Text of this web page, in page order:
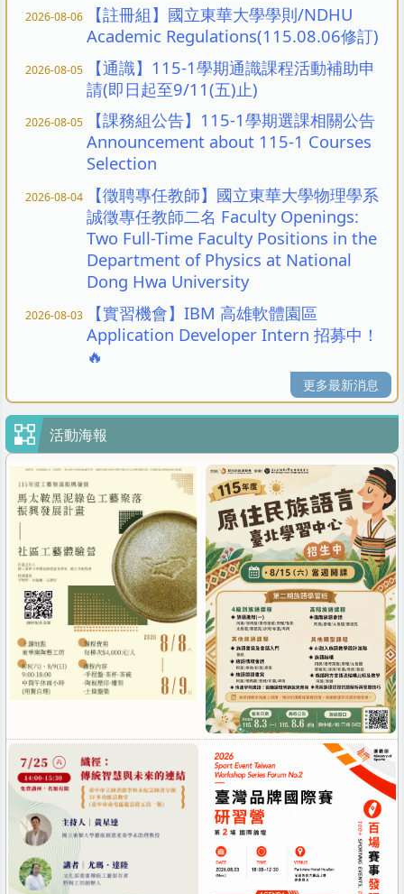
2026-08-06
【註冊組】國立東華大學學則/NDHU
Academic Regulations(115.08.06修訂)
2026-08-05
【通識】115-1學期通識課程活動補助申
請(即日起至9/11(五)止)
2026-08-05
【課務組公告】115-1學期選課相關公告
Announcement about 115-1 Courses
Selection
2026-08-04
【徵聘專任教師】國立東華大學物理學系
誠徵專任教師二名 Faculty Openings:
Two Full-Time Faculty Positions in the
Department of Physics at National
Dong Hwa University
2026-08-03
【實習機會】IBM 高雄軟體園區
Application Developer Intern 招募中！
🔥
更多最新消息
活動海報